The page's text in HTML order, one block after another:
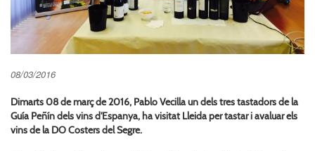
08/03/2016
Dimarts 08 de març de 2016, Pablo Vecilla un dels tres tastadors de la
Guía Peñín dels vins d'Espanya, ha visitat Lleida per tastar i avaluar els
vins de la DO Costers del Segre.